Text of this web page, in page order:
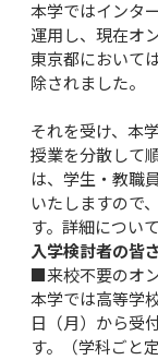
本学ではインタ
運用し、現在オ
東京都において
除されました。
それを受け、本
授業を分散して
は、学生・教職
いたしますので
す。詳細につい
入学検討者の皆
■来校不要のオ
本学では高等学
日（月）から受
す。（学科ごと